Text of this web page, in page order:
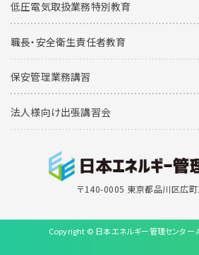
低圧電気取扱業務特別教育
職長・安全衛生責任者教育
保安管理業務講習
法人様向け出張講習会
〒140-0005 東京都品川区広
Copyright © 日本エネルギー管理センター